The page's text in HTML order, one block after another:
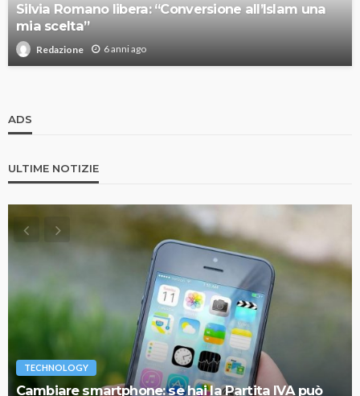
Silvia Romano libera: “Conversione all’Islam una
mia scelta”
Redazione 6 anni ago
ADS
ULTIME NOTIZIE
TECHNOLOGY
Cambiare smartphone: se hai la Partita IVA può